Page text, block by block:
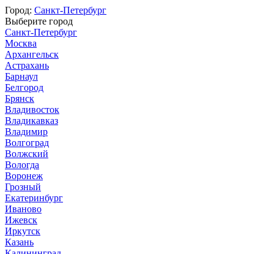
Город: Санкт-Петербург
Выберите город
Санкт-Петербург
Москва
Архангельск
Астрахань
Барнаул
Белгород
Брянск
Владивосток
Владикавказ
Владимир
Волгоград
Волжский
Вологда
Воронеж
Грозный
Екатеринбург
Иваново
Ижевск
Иркутск
Казань